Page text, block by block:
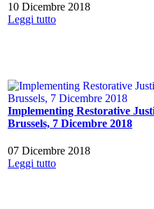
10 Dicembre 2018
Leggi tutto
Implementing Restorative
Brussels, 7 Dicembre 2018
07 Dicembre 2018
Leggi tutto